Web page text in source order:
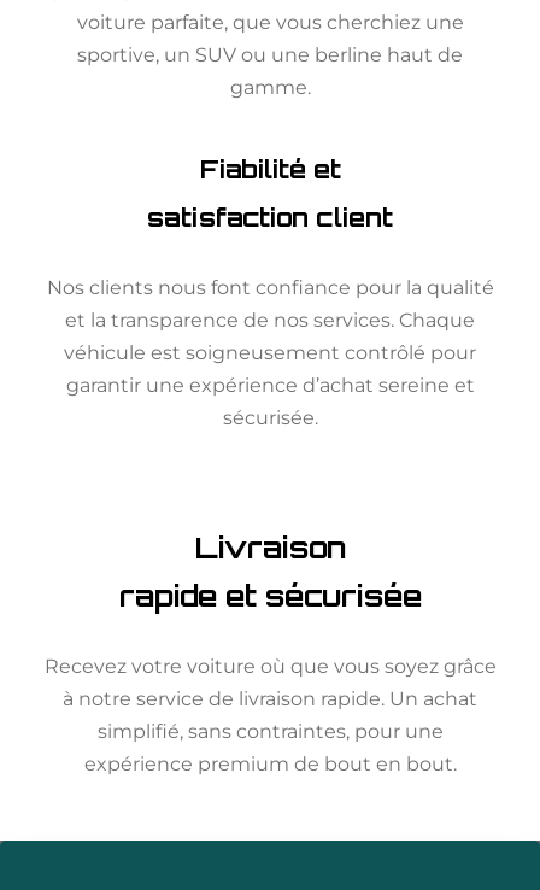
voiture parfaite, que vous cherchiez une
sportive, un SUV ou une berline haut de
gamme.
Fiabilité et
satisfaction client
Nos clients nous font confiance pour la qualité
et la transparence de nos services. Chaque
véhicule est soigneusement contrôlé pour
garantir une expérience d’achat sereine et
sécurisée.
Livraison
rapide et sécurisée
Recevez votre voiture où que vous soyez grâce
à notre service de livraison rapide. Un achat
simplifié, sans contraintes, pour une
expérience premium de bout en bout.